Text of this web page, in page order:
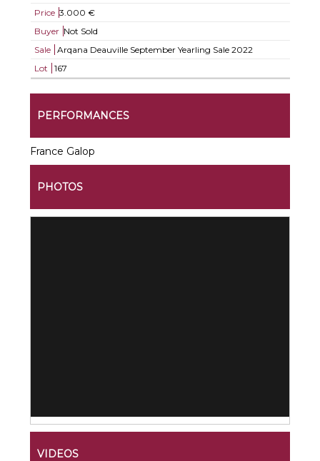
Price 3.000 €
Buyer Not Sold
Sale
Arqana Deauville September Yearling Sale 2022
Lot
167
PERFORMANCES
France Galop
PHOTOS
VIDEOS